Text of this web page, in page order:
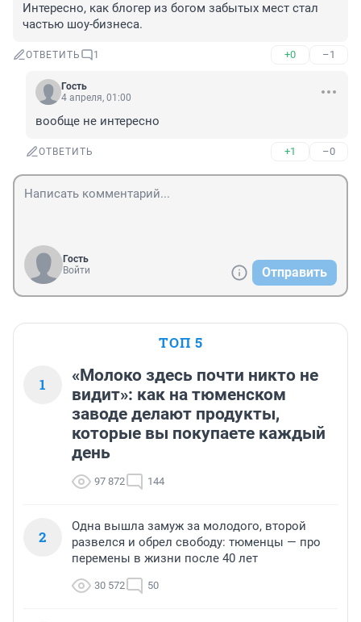
Интересно, как блогер из богом забытых мест стал
частью шоу-бизнеса.
ОТВЕТИТЬ 1 +0 –1
Гость
4 апреля, 01:00
вообще не интересно
ОТВЕТИТЬ +1 –0
Гость
Войти
Отправить
ТОП 5
1
«Молоко здесь почти никто не
видит»: как на тюменском
заводе делают продукты,
которые вы покупаете каждый
день
97 872 144
2
Одна вышла замуж за молодого, второй
развелся и обрел свободу: тюменцы — про
перемены в жизни после 40 лет
30 572 50